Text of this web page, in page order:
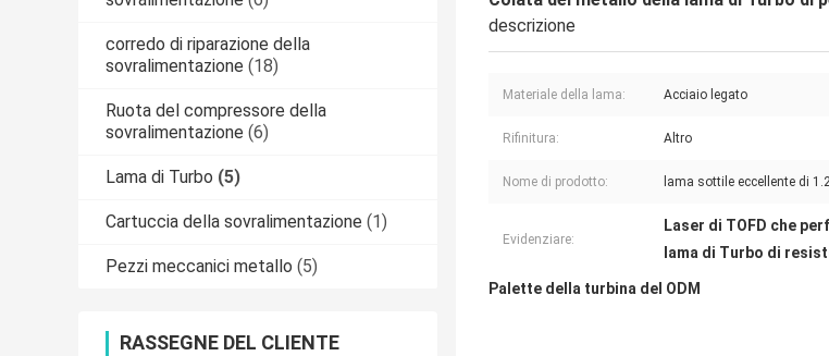
corredo di riparazione della
sovralimentazione (18)
Ruota del compressore della
sovralimentazione (6)
Lama di Turbo (5)
Cartuccia della sovralimentazione (1)
Pezzi meccanici metallo (5)
RASSEGNE DEL CLIENTE
descrizione
Materiale della lama: Acciaio legato
Rifinitura: Altro
Nome di prodotto: lama sottile eccellente di
Evidenziare:
Laser di TOFD che
lama di Turbo di
Palette della turbina del ODM